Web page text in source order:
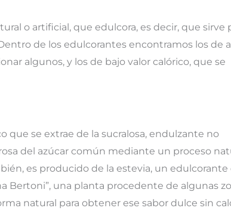
o artificial, que edulcora, es decir, que sirve
de los edulcorantes encontramos los de
algunos, y los de bajo valor calórico, que se
que se extrae de la sucralosa, endulzante no
del azúcar común mediante un proceso
es producido de la estevia, un edulcorante
Bertoni”, una planta procedente de algunas
natural para obtener ese sabor dulce sin